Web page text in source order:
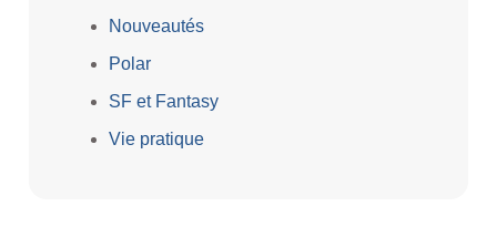
Nouveautés
Polar
SF et Fantasy
Vie pratique